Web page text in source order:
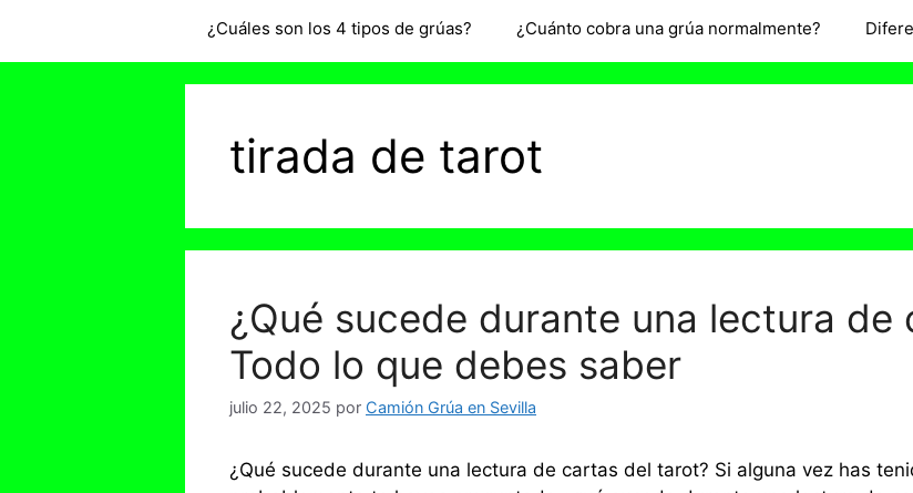
¿Cuáles son los 4 tipos de grúas? ¿Cuánto cobra una grúa normalmente?
tirada de tarot
¿Qué sucede durante una lectura
Todo lo que debes saber
julio 22, 2025 por Camión Grúa en Sevilla
¿Qué sucede durante una lectura de cartas del tarot? Si alguna vez has